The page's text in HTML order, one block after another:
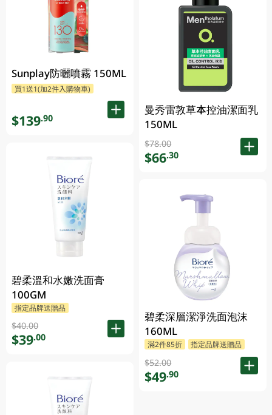
Sunplay防曬噴霧 150ML
買1送1(加2件入購物車)
$139.90
碧柔溫和水嫩洗面膏
100GM
指定品牌送贈品
$40.00
$39.00
曼秀雷敦草本控油潔面乳
150ML
$78.00
$66.30
碧柔深層潔淨洗面泡沫
160ML
滿2件85折 指定品牌送贈品
$52.00
$49.90